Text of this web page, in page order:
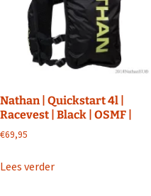
gekozen
worden
op
de
productpagina
Nathan | Quickstart 4l |
Racevest | Black | OSMF |
€69,95
Lees verder